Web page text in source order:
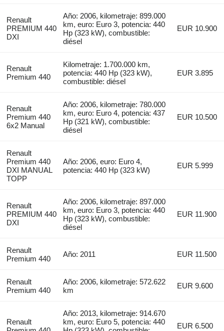
Renault
PREMIUM 440
DXI
Año: 2006, kilometraje: 899.000
km, euro: Euro 3, potencia: 440
Hp (323 kW), combustible:
diésel
EUR 10.900
Renault
Premium 440
Kilometraje: 1.700.000 km,
potencia: 440 Hp (323 kW),
combustible: diésel
EUR 3.895
Renault
Premium 440
6x2 Manual
Año: 2006, kilometraje: 780.000
km, euro: Euro 4, potencia: 437
Hp (321 kW), combustible:
diésel
EUR 10.500
Renault
Premium 440
DXI MANUAL
TOPP
Año: 2006, euro: Euro 4,
potencia: 440 Hp (323 kW)
EUR 5.999
Renault
PREMIUM 440
DXI
Año: 2006, kilometraje: 897.000
km, euro: Euro 3, potencia: 440
Hp (323 kW), combustible:
diésel
EUR 11.900
Renault
Premium 440
Año: 2011 EUR 11.500
Renault
Premium 440
Año: 2006, kilometraje: 572.622
km
EUR 9.600
Renault
Año: 2013, kilometraje: 914.670
km, euro: Euro 5, potencia: 440
EUR 6.500